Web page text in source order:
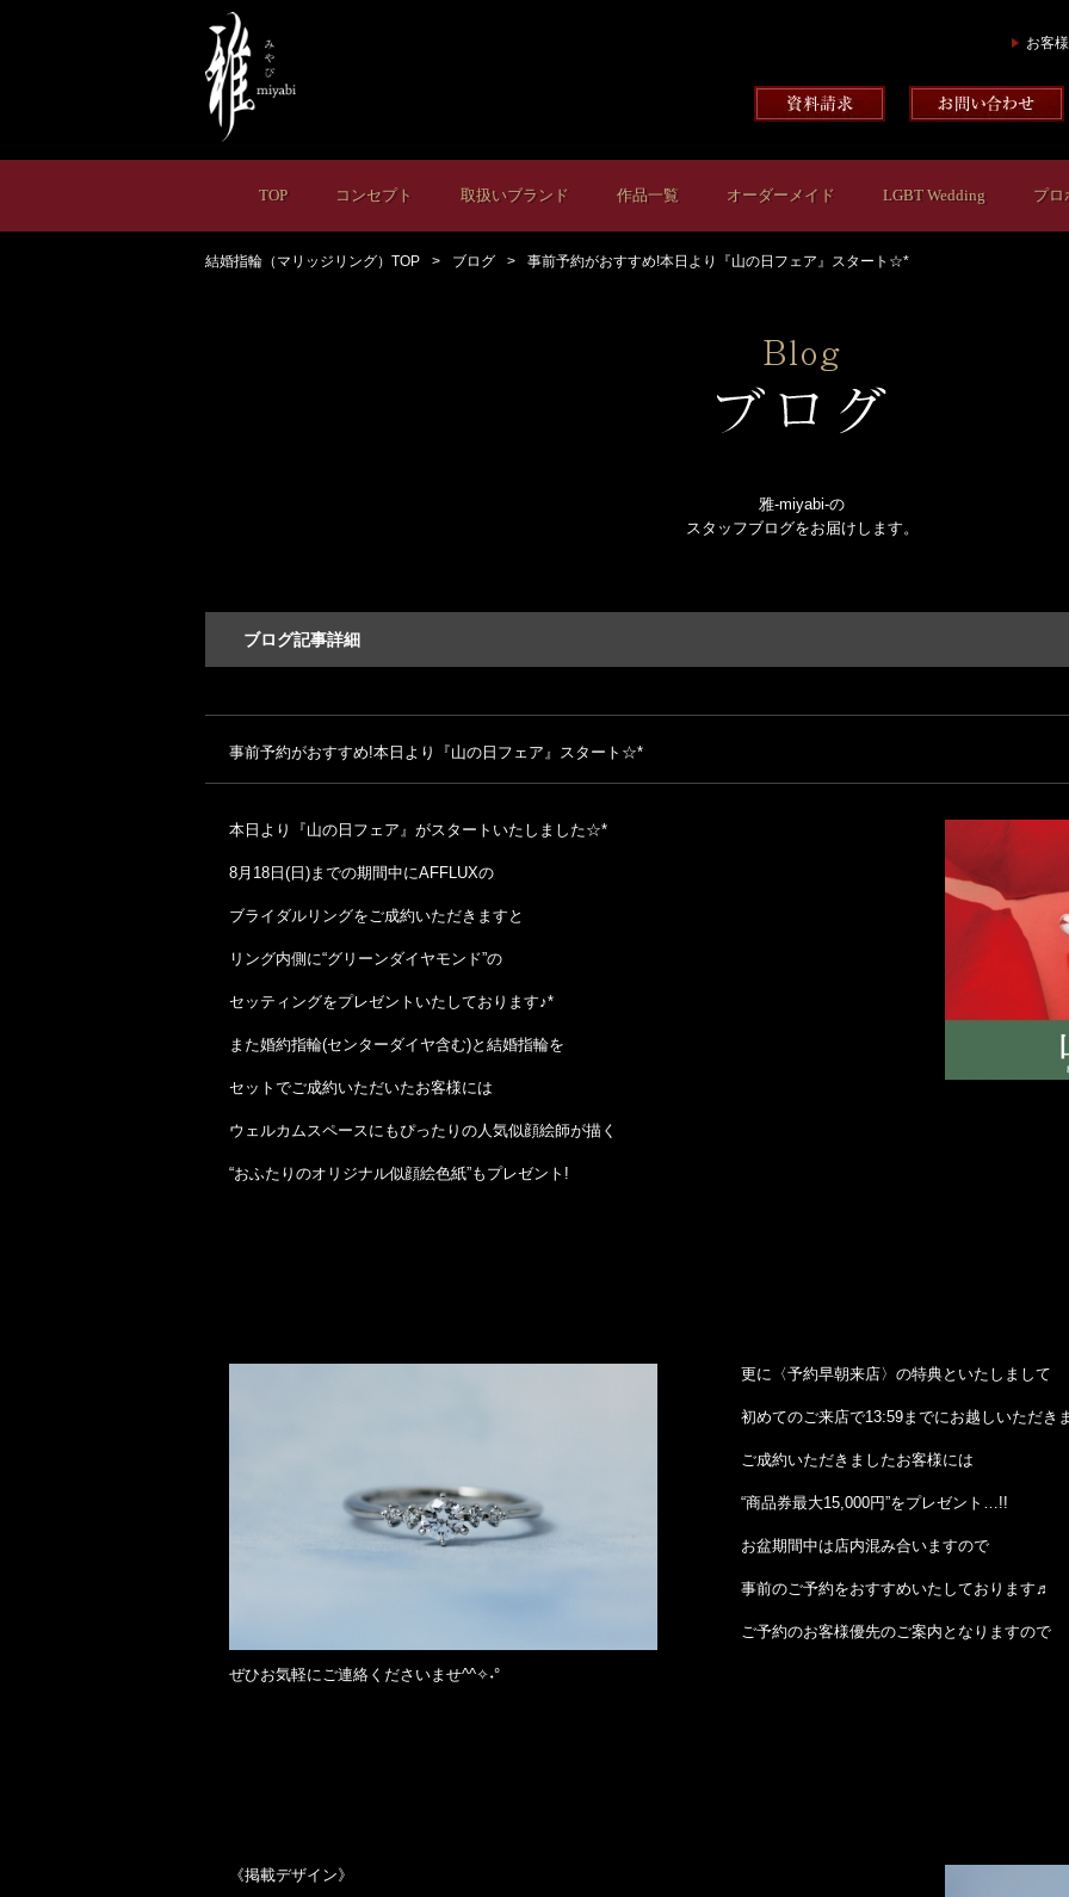
お客
TOP コンセプト 取扱いブランド 作品一覧 オーダーメイド LGBT Wedding プロ
結婚指輪（マリッジリング）TOP ブログ 事前予約がおすすめ!本日より『山の日フェア』スタート☆*
雅-miyabi-の
スタッフブログをお届けします。
ブログ記事詳細
事前予約がおすすめ!本日より『山の日フェア』スタート☆*
本日より『山の日フェア』がスタートいたしました☆*
8月18日(日)までの期間中にAFFLUXの
ブライダルリングをご成約いただきますと
リング内側に“グリーンダイヤモンド”の
セッティングをプレゼントいたしております♪*
また婚約指輪(センターダイヤ含む)と結婚指輪を
セットでご成約いただいたお客様には
ウェルカムスペースにもぴったりの人気似顔絵師が描く
“おふたりのオリジナル似顔絵色紙”もプレゼント!
更に〈予約早朝来店〉の特典といたしまして
初めてのご来店で13:59までにお越しいただき
ご成約いただきましたお客様には
“商品券最大15,000円”をプレゼント…!!
お盆期間中は店内混み合いますので
事前のご予約をおすすめいたしております♬
ご予約のお客様優先のご案内となりますので
ぜひお気軽にご連絡くださいませ^^✧˖°
《掲載デザイン》